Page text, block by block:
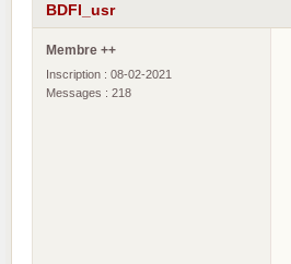
BDFI_usr
Membre ++
Inscription : 08-02-2021
Messages : 218